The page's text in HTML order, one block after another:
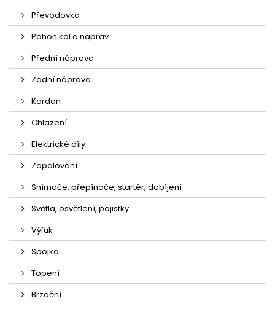
Převodovka
Pohon kol a náprav
Přední náprava
Zadní náprava
Kardan
Chlazení
Elektrické díly
Zapalování
Snímače, přepínače, startér, dobíjení
Světla, osvětlení, pojistky
Výfuk
Spojka
Topení
Brzdění